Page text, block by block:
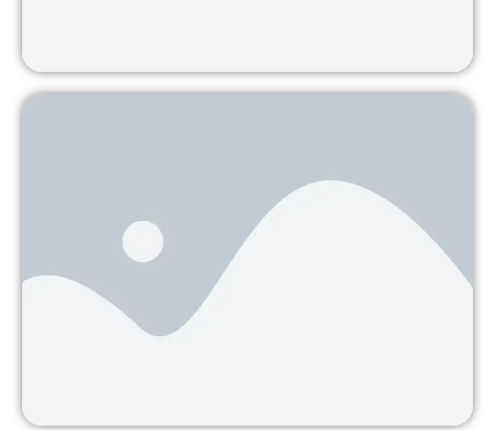
desminado humanitario por parte de
El pasado 10 de octubre el gobierno firmó el
decreto reglamentario que